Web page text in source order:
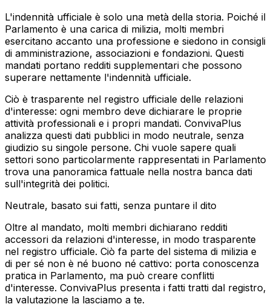
L'indennità ufficiale è solo una metà della storia. Poiché il
Parlamento è una carica di milizia, molti membri
esercitano accanto una professione e siedono in consigli
di amministrazione, associazioni e fondazioni. Questi
mandati portano redditi supplementari che possono
superare nettamente l'indennità ufficiale.
Ciò è trasparente nel registro ufficiale delle relazioni
d'interesse: ogni membro deve dichiarare le proprie
attività professionali e i propri mandati. ConvivaPlus
analizza questi dati pubblici in modo neutrale, senza
giudizio su singole persone. Chi vuole sapere quali
settori sono particolarmente rappresentati in Parlamento
trova una panoramica fattuale nella nostra banca dati
sull'integrità dei politici.
Neutrale, basato sui fatti, senza puntare il dito
Oltre al mandato, molti membri dichiarano redditi
accessori da relazioni d'interesse, in modo trasparente
nel registro ufficiale. Ciò fa parte del sistema di milizia e
di per sé non è né buono né cattivo: porta conoscenza
pratica in Parlamento, ma può creare conflitti
d'interesse. ConvivaPlus presenta i fatti tratti dal registro,
la valutazione la lasciamo a te.